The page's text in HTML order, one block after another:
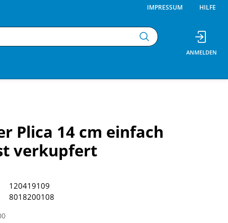
IMPRESSUM HILFE
Plica 14 cm einfach
verkupfert
120419109
8018200108